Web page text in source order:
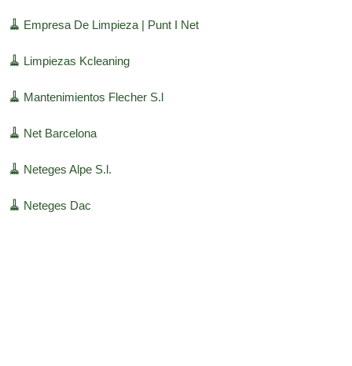
🧹 Empresa De Limpieza | Punt I Net
🧹 Limpiezas Kcleaning
🧹 Mantenimientos Flecher S.l
🧹 Net Barcelona
🧹 Neteges Alpe S.l.
🧹 Neteges Dac